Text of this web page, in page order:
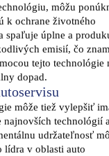
môžu
k ochrane životného
spaľuje úplne a
emisií, čo
tejto technológie
dopad.
môže tiež vylepšiť
najnovších technológií a
udržateľnosť
lídra v oblasti auto